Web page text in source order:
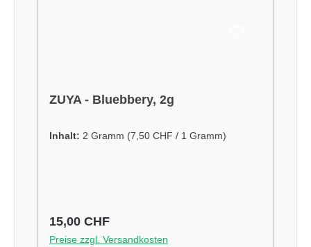
ZUYA - Bluebbery, 2g
Inhalt: 2 Gramm (7,50 CHF / 1 Gramm)
Regulärer Preis:
15,00 CHF
Preise zzgl. Versandkosten